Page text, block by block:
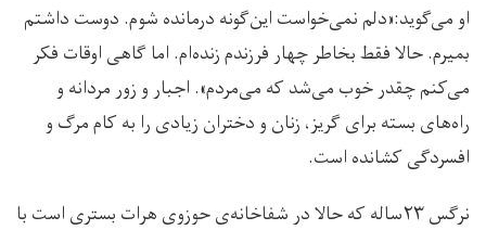
او می‌گوید:«دلم نمی‌خواست این‌گونه درمانده شوم. دوست داشتم
بمیرم. حالا فقط بخاطر چهار فرزندم زنده‌ام. اما گاهی اوقات فکر
می‌کنم چقدر خوب می‌شد که می‌مردم». اجبار و زور مردانه و
راه‌های بسته برای گریز، زنان و دختران زیادی را به کام مرگ و
افسردگی کشانده است.
نرگس ۲۳ساله که حالا در شفاخانه‌ی حوزوی هرات بستری است با